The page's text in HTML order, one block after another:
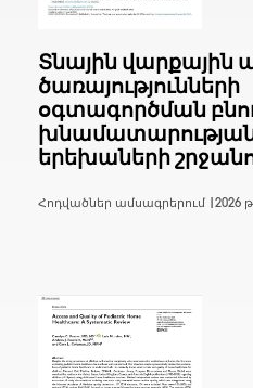
Տնային վարքային
ծառայությունների
օգտագործման
երեխաների
Հոդվածներ ամսագրերում | 2026